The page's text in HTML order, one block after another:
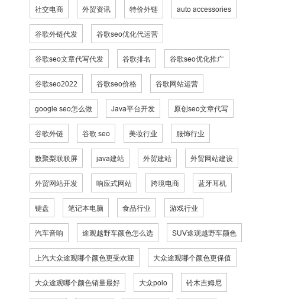
社交电商 外贸资讯 特价外链 auto accessories
谷歌外链代发 谷歌seo优化代运营
谷歌seo文章代写代发 谷歌排名 谷歌seo优化推广
谷歌seo2022 谷歌seo价格 谷歌网站运营
google seo怎么做 Java平台开发 原创seo文章代写
谷歌外链 谷歌 seo 美妆行业 服饰行业
数聚梨联联屏 java建站 外贸建站 外贸网站建设
外贸网站开发 响应式网站 跨境电商 蓝牙耳机
键盘 笔记本电脑 食品行业 游戏行业
汽车音响 途观越野车颜色怎么选 SUV途观越野车颜色
上汽大众途观哪个颜色更受欢迎 大众途观哪个颜色更保值
大众途观哪个颜色销量最好 大众polo 铃木吉姆尼